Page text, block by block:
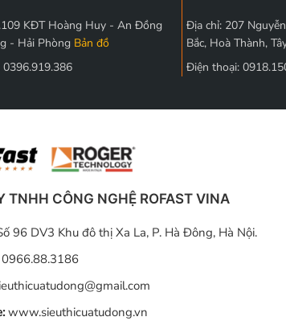
KĐT Hoàng Huy - An Đồng
- Hải Phòng Bản đồ
Địa chỉ: 207
Bắc, Hoà Thành,
Điện thoại:
TNHH CÔNG NGHỆ ROFAST VINA
96 DV3 Khu đô thị Xa La, P. Hà Đông, Hà Nội.
www.sieuthicuatudong.vn